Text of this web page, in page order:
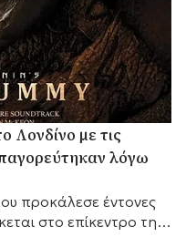
Λονδίνο με τις
λόγω
προκάλεσε έντονες
στο επίκεντρο της